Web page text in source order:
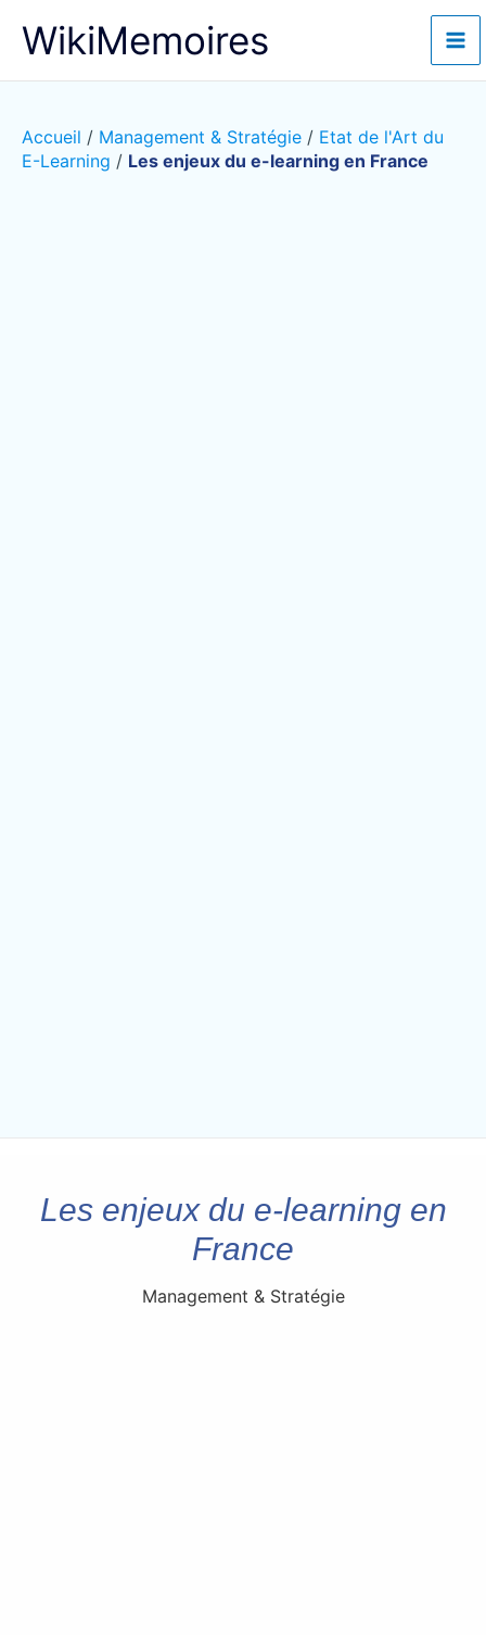
WikiMemoires
Accueil / Management & Stratégie / Etat de l'Art du
E-Learning / Les enjeux du e-learning en France
Les enjeux du e-learning en
France
Management & Stratégie